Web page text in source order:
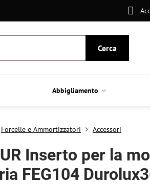
Cerca
Abbigliamento
Forcelle e Ammortizzatori Accessori
Inserto per la
FEG104